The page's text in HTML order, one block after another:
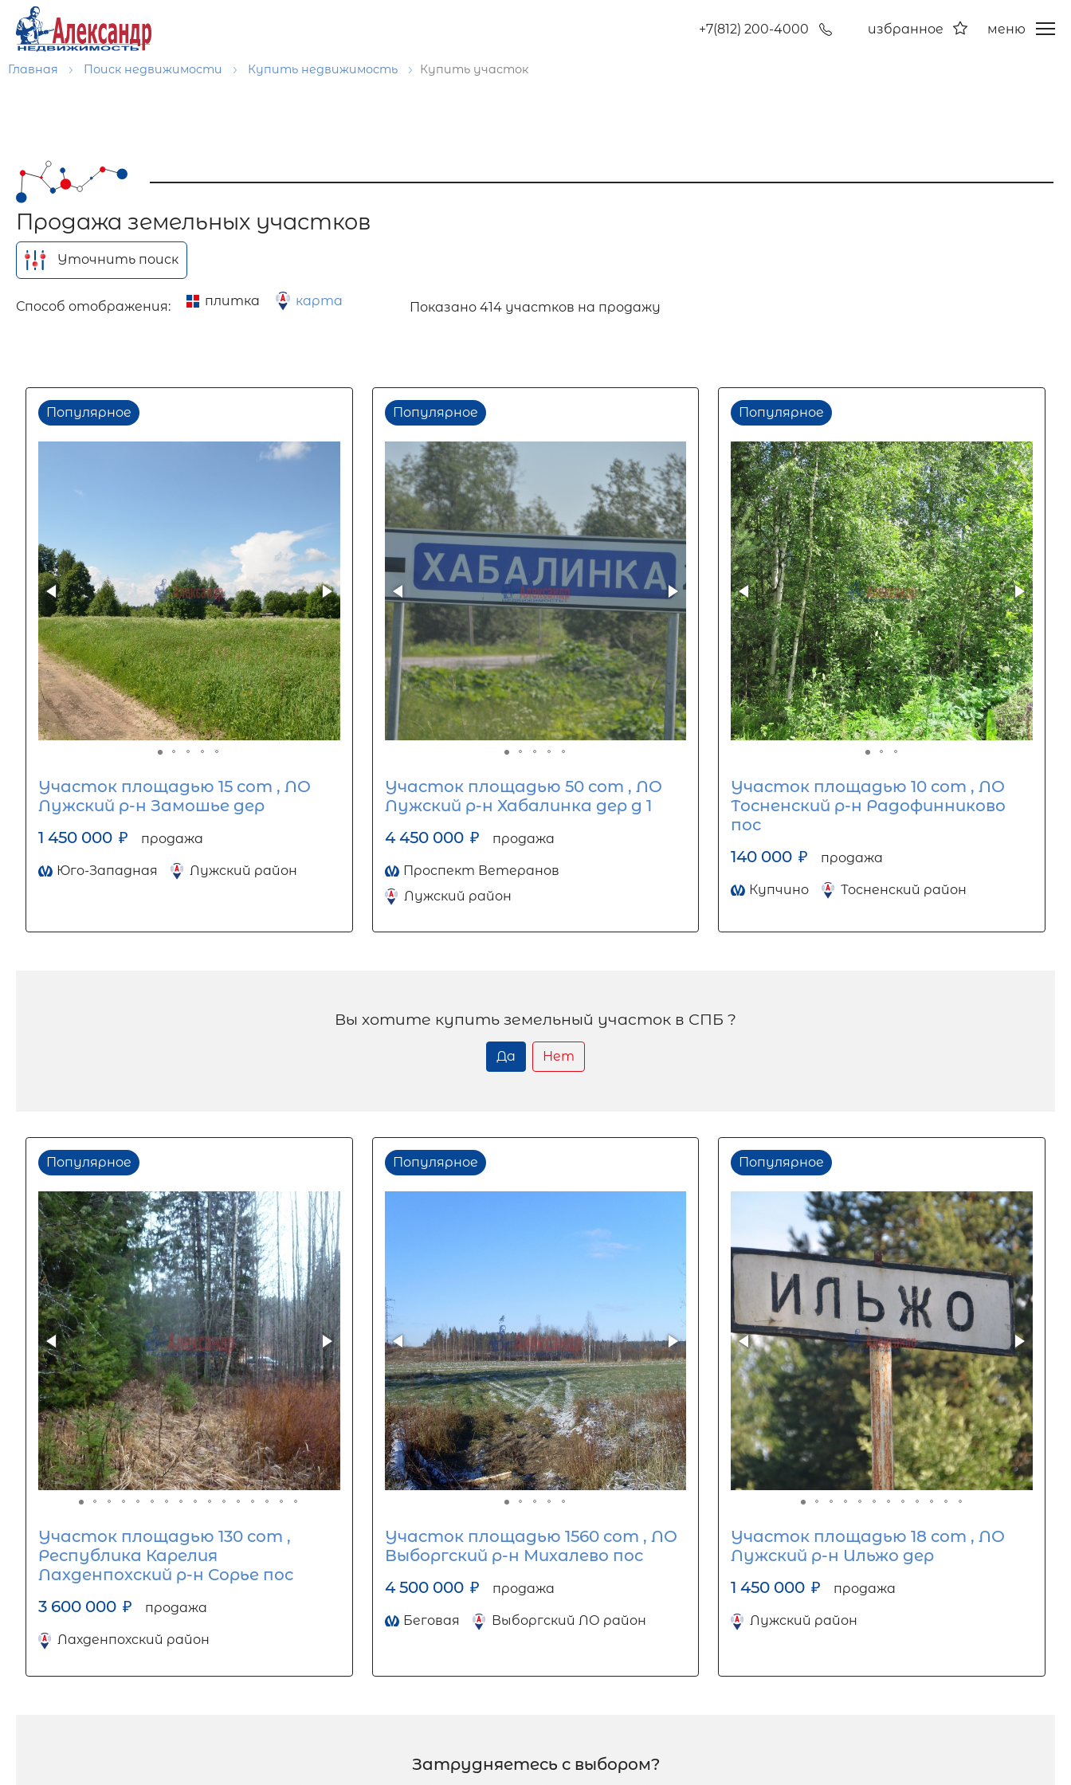
+7(812) 200-4000 избранное меню
Главная Поиск недвижимости Купить недвижимость Купить участок
Продажа земельных участков
Уточнить поиск
Способ отображения: плитка карта Показано414 участков на продажу
Популярное
Участок площадью 15 сот , ЛО
Лужский р-н Замошье дер
1 450 000 ₽ продажа
Юго-Западная Лужский район
Популярное
Участок площадью 50 сот , ЛО
Лужский р-н Хабалинка дер д 1
4 450 000 ₽ продажа
Проспект Ветеранов
Лужский район
Популярное
Участок площадью 10 сот , ЛО
Тосненский р-н Радофинниково
пос
140 000 ₽ продажа
Купчино Тосненский район
Вы хотите купить земельный участок в СПБ ?
Да Нет
Популярное
Участок площадью 130 сот ,
Республика Карелия
Лахденпохский р-н Сорье пос
3 600 000 ₽ продажа
Лахденпохский район
Популярное
Участок площадью 1560 сот , ЛО
Выборгский р-н Михалево пос
4 500 000 ₽ продажа
Беговая Выборгский ЛО район
Популярное
Участок площадью 18 сот , ЛО
Лужский р-н Ильжо дер
1 450 000 ₽ продажа
Лужский район
Затрудняетесь с выбором?